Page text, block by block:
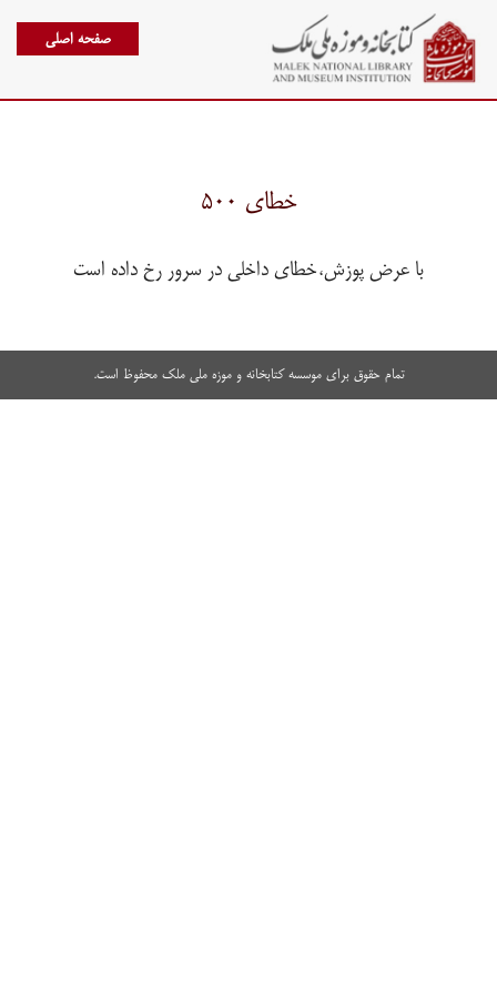
صفحه اصلی
خطای ۵۰۰
با عرض پوزش،خطای داخلی در سرور رخ داده است
تمام حقوق برای موسسه کتابخانه و موزه ملی ملک محفوظ است.